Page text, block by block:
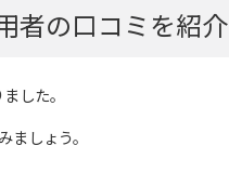
者の口コミを紹介
した。
ましょう。